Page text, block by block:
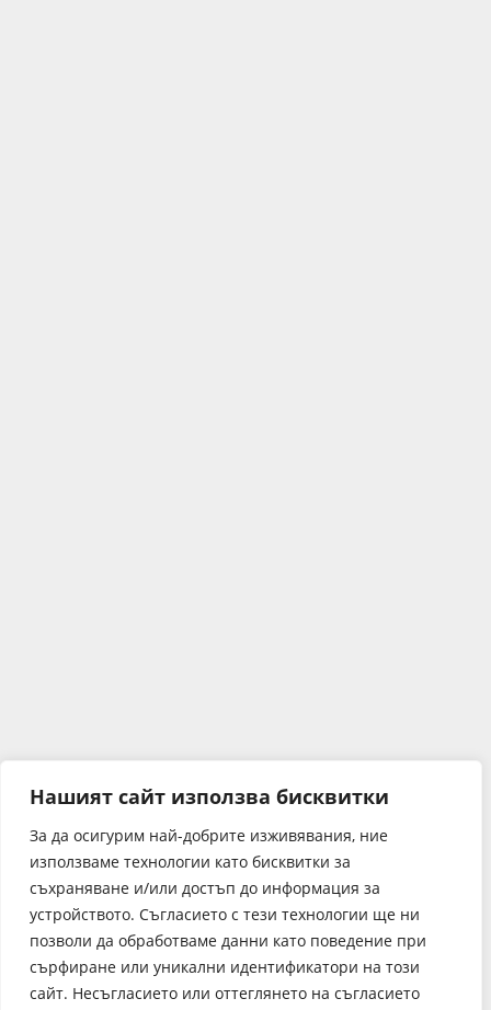
Нашият сайт използва бисквитки
За да осигурим най-добрите изживявания, ние
използваме технологии като бисквитки за
съхраняване и/или достъп до информация за
устройството. Съгласието с тези технологии ще ни
позволи да обработваме данни като поведение при
сърфиране или уникални идентификатори на този
сайт. Несъгласието или оттеглянето на съгласието